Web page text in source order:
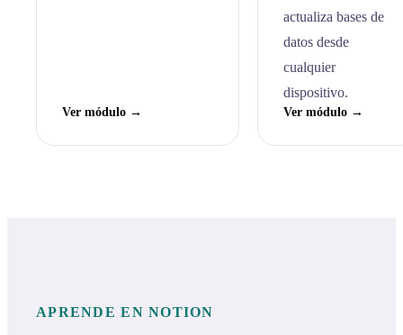
Ver módulo →
actualiza bases de
datos desde
cualquier
dispositivo.
Ver módulo →
APRENDE EN NOTION